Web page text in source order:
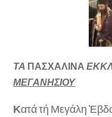
ΤΑ ΠΑΣΧΑΛΙΝΑ
ΜΕΓΑΝΗΣΙΟΥ
Κατά τή Μεγάλη